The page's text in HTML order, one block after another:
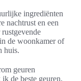
ingrediënten
nachtrust en een
de woonkamer of
huis.
geuren
de beste geuren,